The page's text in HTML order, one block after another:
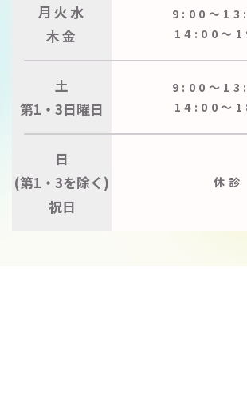
月火水
木金
9:00〜
14:00〜
土
第1・3日曜日
9:00〜
14:00〜
日
(第1・3を除く)
祝日
休診